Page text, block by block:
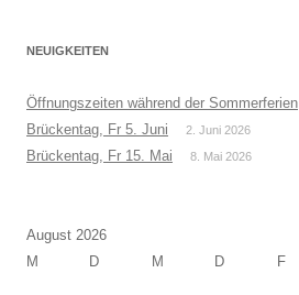
NEUIGKEITEN
Öffnungszeiten während der Sommerferien
Brückentag, Fr 5. Juni 2. Juni 2026
Brückentag, Fr 15. Mai 8. Mai 2026
August 2026
M
D M D F